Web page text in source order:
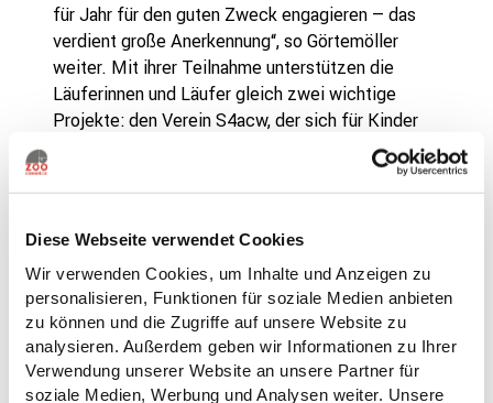
Diese Webseite verwendet Cookies
Wir verwenden Cookies, um Inhalte und Anzeigen zu
personalisieren, Funktionen für soziale Medien anbieten
zu können und die Zugriffe auf unsere Website zu
analysieren. Außerdem geben wir Informationen zu Ihrer
Verwendung unserer Website an unsere Partner für
soziale Medien, Werbung und Analysen weiter. Unsere
für Jahr für den guten Zweck engagieren – das
verdient große Anerkennung“, so Görtemöller
weiter. Mit ihrer Teilnahme unterstützen die
Läuferinnen und Läufer gleich zwei wichtige
Projekte: den Verein S4acw, der sich für Kinder
in Not einsetzt, sowie das Sprachförderprojekt
„Deutsch lernen im Zoo“. Der Erlös des Laufes
kommt beiden Projekten zu gleichen Teilen
gemeinsam für Kinder laufen, bewegt mich
jedes Jahr aufs Neue“, betont John McGurk,
Vorsitzender von Sportler 4 a childrens world.
Viele Laufbegeisterte und ein buntes
Programm für Kinder